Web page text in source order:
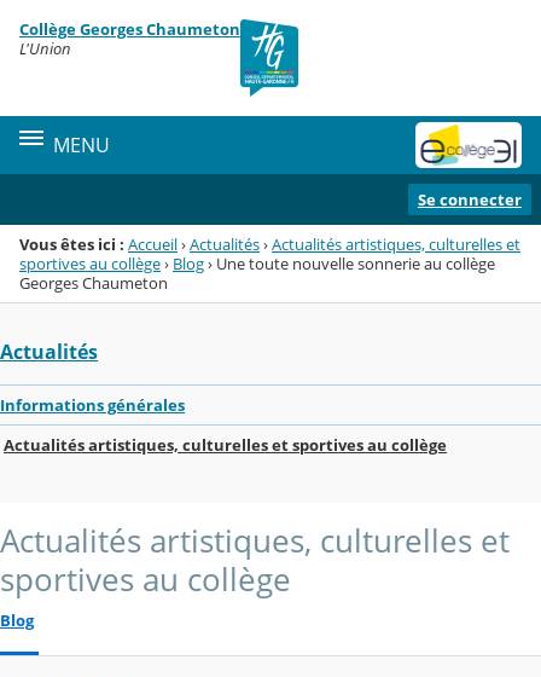
Menu de la rubrique
Contenu
Collège Georges Chaumeton
L'Union
MENU
Se connecter
Vous êtes ici : Accueil›Actualités›Actualités artistiques, culturelles et
sportives au collège› Blog› Une toute nouvelle sonnerie au collège
Georges Chaumeton
Actualités
Informations générales
Actualités artistiques, culturelles et sportives au collège
Actualités artistiques, culturelles et
sportives au collège
Blog